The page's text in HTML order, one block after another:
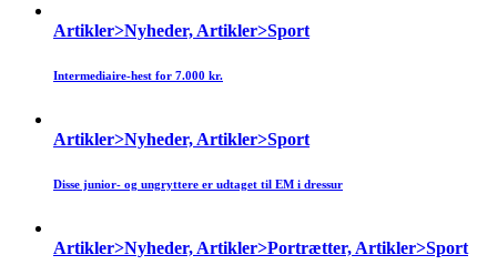
Artikler>Nyheder, Artikler>Sport
Intermediaire-hest for 7.000 kr.
Artikler>Nyheder, Artikler>Sport
Disse junior- og ungryttere er udtaget til EM i dressur
Artikler>Nyheder, Artikler>Portrætter, Artikler>Sport